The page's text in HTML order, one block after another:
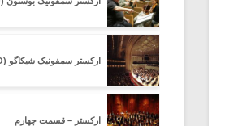
ارکستر سمفونیک شیکاگو (CSO)
ارکستر – قسمت چهارم